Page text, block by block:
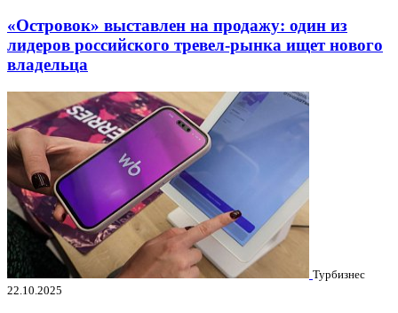
«Островок» выставлен на продажу: один из
лидеров российского тревел-рынка ищет нового
владельца
Турбизнес
22.10.2025